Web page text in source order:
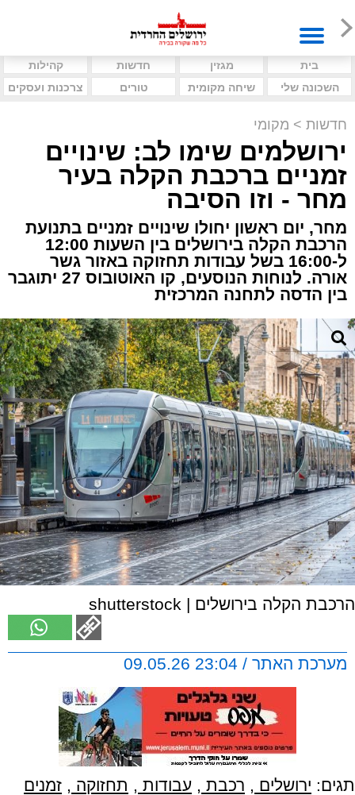
בית מגזין חדשות
קהילות
השכונה שלי
שיחה מקומית טורים צרכנות ועסקים
חדשות > מקומי
ירושלמים שימו לב: שינויים
זמניים ברכבת הקלה בעיר
מחר - וזו הסיבה
מחר, יום ראשון יחולו שינויים זמניים בתנועת
הרכבת הקלה בירושלים בין השעות 12:00
ל-16:00 בשל עבודות תחזוקה באזור גשר
אורה. לנוחות הנוסעים, קו האוטובוס 27 יתוגבר
בין הדסה לתחנה המרכזית
הרכבת הקלה בירושלים | shutterstock
מערכת האתר / 23:04 09.05.26
תגים: ירושלים , רכבת , עבודות , תחזוקה , זמנים